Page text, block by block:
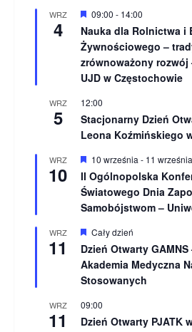
n
e
WRZ
4
W
r
ó
ż
n
i
n
e
09:00 - 14:00
Nauka dla Rolnictwa i
Żywnościowego –
zrównoważony
UJD w Częstochowie
WRZ
5
12:00
Stacjonarny Dzień
Leona Koźmińskiego
WRZ
10
W
y
r
ó
ż
n
o
n
e
10 września - 11 września
II Ogólnopolska
Światowego Dnia
Samobójstwom –
WRZ
11
W
y
r
ó
ż
n
o
n
Cały dzień
Dzień Otwarty
Akademia Medyczna
Stosowanych
WRZ
11
09:00
Dzień Otwarty PJATK